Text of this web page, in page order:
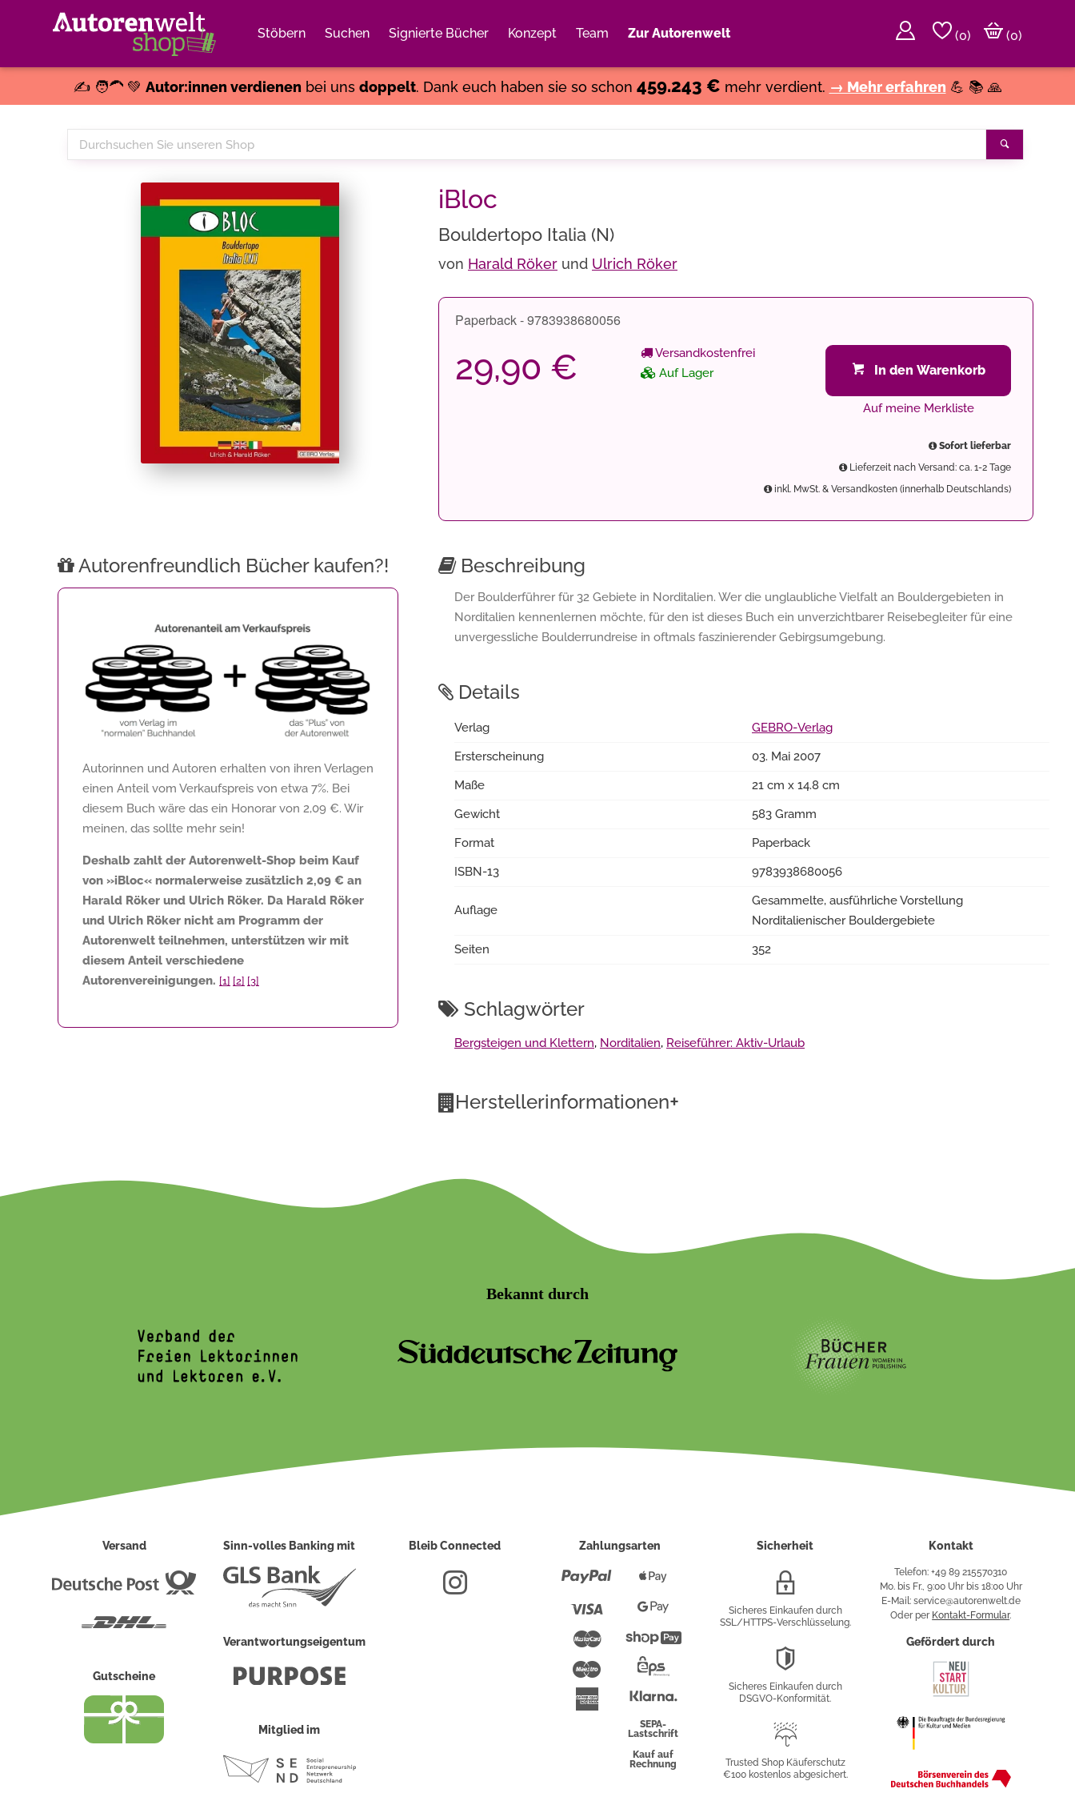
Stöbern Suchen Signierte Bücher Konzept Team Zur Autorenwelt (0)
(0)
✍️ 🧑‍🦱 💚 Autor:innen verdienenbei uns doppelt. Dank euch haben sie so schon 459.243 € mehr verdient. → Mehr erfahren 💪 📚 🙏
Durchsuchen
Sie
iBloc
Bouldertopo Italia (N)
von Harald Röker und Ulrich Röker
Paperback - 9783938680056
29,90 €
Versandkostenfrei
Auf Lager
In den Warenkorb
Auf meine Merkliste
Sofort lieferbar
Lieferzeit nach Versand: ca. 1-2 Tage
inkl. MwSt. & Versandkosten (innerhalb Deutschlands)
Autorenfreundlich Bücher kaufen?!
Autorinnen und Autoren erhalten von ihren Verlagen
einen Anteil vom Verkaufspreis von etwa 7%. Bei
diesem Buch wäre das ein Honorar von 2,09 €. Wir
meinen, das sollte mehr sein!
Deshalb zahlt der Autorenwelt-Shop beim Kauf
von »iBloc« normalerweise zusätzlich 2,09 € an
Harald Röker und Ulrich Röker. Da Harald Röker
und Ulrich Röker nicht am Programm der
Autorenwelt teilnehmen, unterstützen wir mit
diesem Anteil verschiedene
Autorenvereinigungen. [1] [2] [3]
Beschreibung
Der Boulderführer für 32 Gebiete in Norditalien. Wer die unglaubliche Vielfalt an Bouldergebieten in
Norditalien kennenlernen möchte, für den ist dieses Buch ein unverzichtbarer Reisebegleiter für eine
unvergessliche Boulderrundreise in oftmals faszinierender Gebirgsumgebung.
Details
Verlag
GEBRO-Verlag
Ersterscheinung
03. Mai 2007
Maße
21 cm x 14.8 cm
Gewicht
583 Gramm
Format
Paperback
ISBN-13
9783938680056
Auflage
Gesammelte, ausführliche Vorstellung
Norditalienischer Bouldergebiete
Seiten
352
Schlagwörter
Bergsteigen und Klettern, Norditalien, Reiseführer: Aktiv-Urlaub
Herstellerinformationen+
Bekannt durch
Versand
Deutsche
Gutscheine
Sinn-volles Banking mit
Verantwortungseigentum
Mitglied im
Bleib Connected Zahlungsarten
Paypal
Mastercard
Maestro
American
Express
Pay
PayShopify
Überweisung
SEPA-
Lastschrift
Kauf auf
Rechnung
Sicherheit
Verschlüsselung
Sicheres Einkaufen durch
SSL/HTTPS-Verschlüsselung.
Sicheres Einkaufen durch
DSGVO-Konformität.
Käuferschutz
Trusted Shop Käuferschutz
€100 kostenlos abgesichert.
Kontakt
Telefon: +49 89 215570310
Mo. bis Fr., 9:00 Uhr bis 18:00 Uhr
E-Mail: service@autorenwelt.de
Oder per Kontakt-Formular.
Gefördert durch